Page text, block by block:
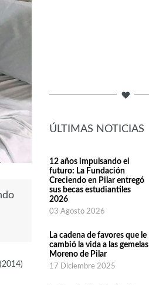
ÚLTIMAS NOTICIAS
12 años impulsando el
futuro: La Fundación
Creciendo en Pilar entregó
sus becas estudiantiles
2026
03 Agosto 2026
La cadena de favores que le
cambió la vida a las gemelas
Moreno de Pilar
17 Diciembre 2025